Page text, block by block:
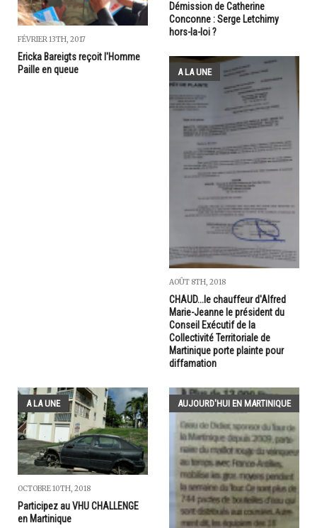
FÉVRIER 13TH, 2017
Ericka Bareigts reçoit l'Homme
Paille en queue
Démission de Catherine
Conconne : Serge Letchimy
hors-la-loi ?
A LA UNE
AOÛT 8TH, 2018
CHAUD...le chauffeur d'Alfred
Marie-Jeanne le président du
Conseil Exécutif de la
Collectivité Territoriale de
Martinique porte plainte pour
diffamation
A LA UNE
OCTOBRE 10TH, 2018
Participez au VHU CHALLENGE
en Martinique
AUJOURD'HUI EN MARTINIQUE